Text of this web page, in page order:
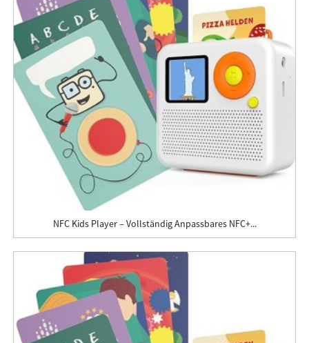
NFC Kids Player – Vollständig Anpassbares NFC+...